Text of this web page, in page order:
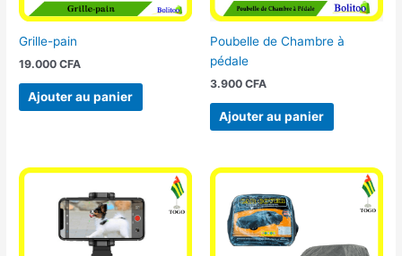
Grille-pain
19.000CFA
Ajouter au panier
Poubelle de Chambre à
pédale
3.900 CFA
Ajouter au panier